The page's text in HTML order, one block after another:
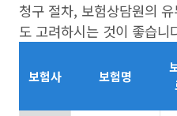
청구 절차, 보험상담원의
도 고려하시는 것이 좋습니
보험사 보험명